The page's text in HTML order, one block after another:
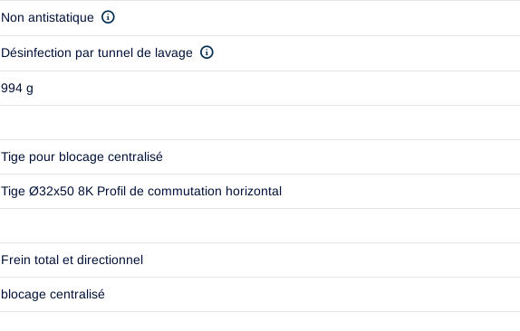
Non antistatique
Désinfection par tunnel de lavage
994 g
Tige pour blocage centralisé
Tige Ø32x50 8K Profil de commutation horizontal
Frein total et directionnel
blocage centralisé